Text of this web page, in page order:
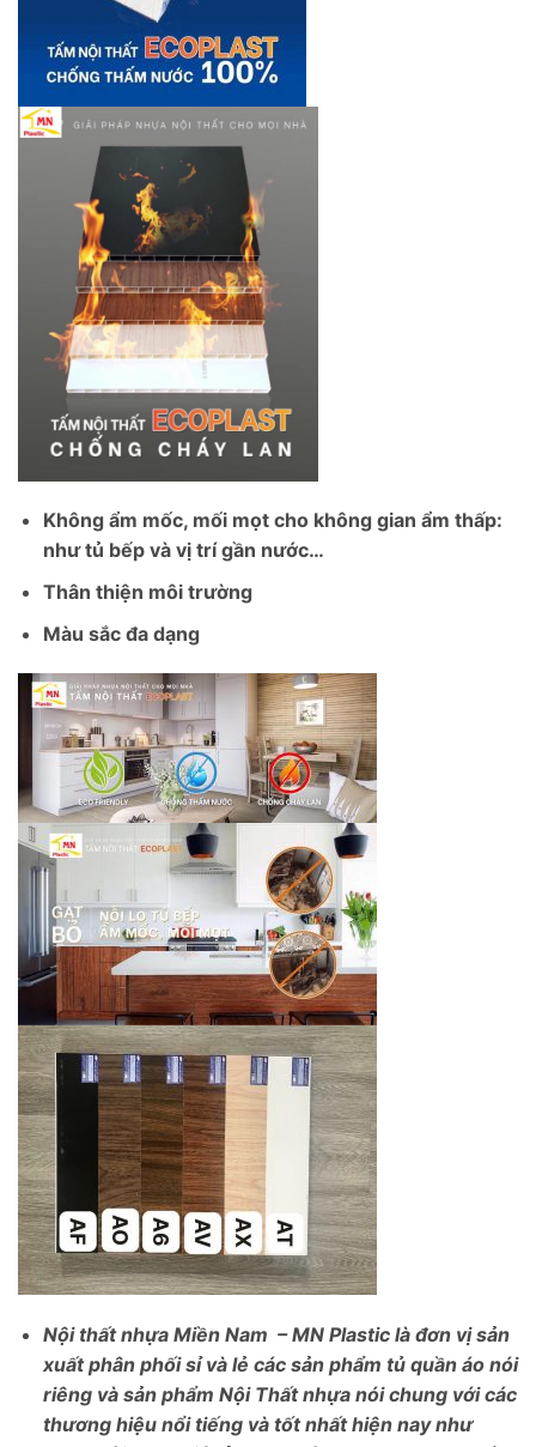
Không ẩm mốc, mối mọt cho không gian ẩm thấp:
như tủ bếp và vị trí gần nước…
Thân thiện môi trường
Màu sắc đa dạng
Nội thất nhựa Miền Nam – MN Plastic là đơn vị sản
xuất phân phối sỉ và lẻ các sản phẩm tủ quần áo nói
riêng và sản phẩm Nội Thất nhựa nói chung với các
thương hiệu nổi tiếng và tốt nhất hiện nay như